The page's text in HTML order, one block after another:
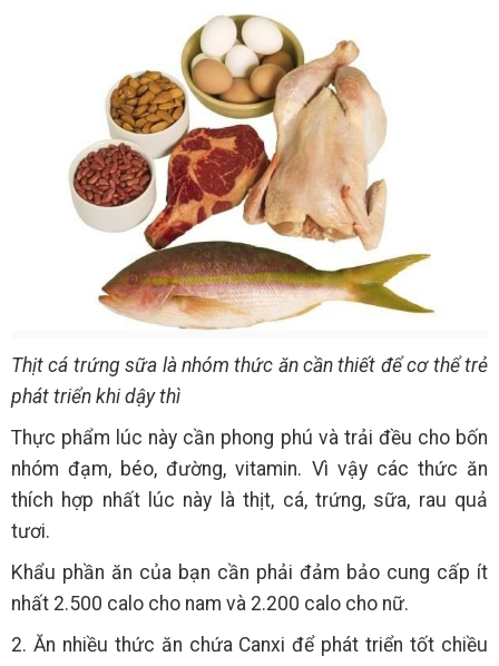
Thịt cá trứng sữa là nhóm thức ăn cần thiết để cơ thể trẻ
phát triển khi dậy thì
Thực phẩm lúc này cần phong phú và trải đều cho bốn
nhóm đạm, béo, đường, vitamin. Vì vậy các thức ăn
thích hợp nhất lúc này là thịt, cá, trứng, sữa, rau quả
tươi.
Khẩu phần ăn của bạn cần phải đảm bảo cung cấp ít
nhất 2.500 calo cho nam và 2.200 calo cho nữ.
2. Ăn nhiều thức ăn chứa Canxi để phát triển tốt chiều